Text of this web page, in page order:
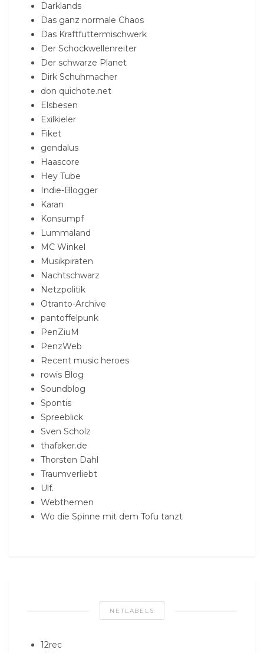
Darklands
Das ganz normale Chaos
Das Kraftfuttermischwerk
Der Schockwellenreiter
Der schwarze Planet
Dirk Schuhmacher
don quichote.net
Elsbesen
Exilkieler
Fiket
gendalus
Haascore
Hey Tube
Indie-Blogger
Karan
Konsumpf
Lummaland
MC Winkel
Musikpiraten
Nachtschwarz
Netzpolitik
Otranto-Archive
pantoffelpunk
PenZiuM
PenzWeb
Recent music heroes
rowis Blog
Soundblog
Spontis
Spreeblick
Sven Scholz
thafaker.de
Thorsten Dahl
Traumverliebt
Ulf.
Webthemen
Wo die Spinne mit dem Tofu tanzt
NETLABELS
12rec